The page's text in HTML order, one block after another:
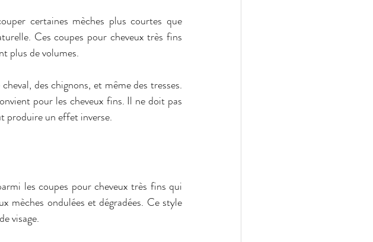
certaines mèches plus courtes que
Ces coupes pour cheveux très fins
plus de volumes.
des chignons, et même des tresses.
pour les cheveux fins. Il ne doit pas
produire un effet inverse.
les coupes pour cheveux très fins qui
mèches ondulées et dégradées. Ce style
visage.